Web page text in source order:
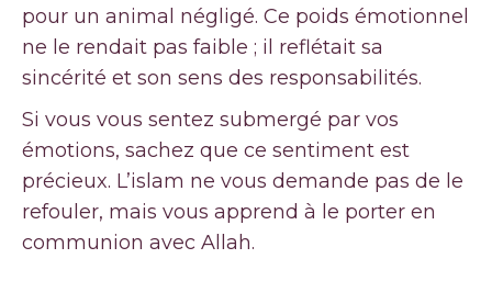
pour un animal négligé. Ce poids émotionnel
ne le rendait pas faible ; il reflétait sa
sincérité et son sens des responsabilités.
Si vous vous sentez submergé par vos
émotions, sachez que ce sentiment est
précieux. L’islam ne vous demande pas de le
refouler, mais vous apprend à le porter en
communion avec Allah.